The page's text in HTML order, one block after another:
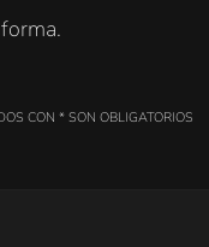
CON * SON OBLIGATORIOS